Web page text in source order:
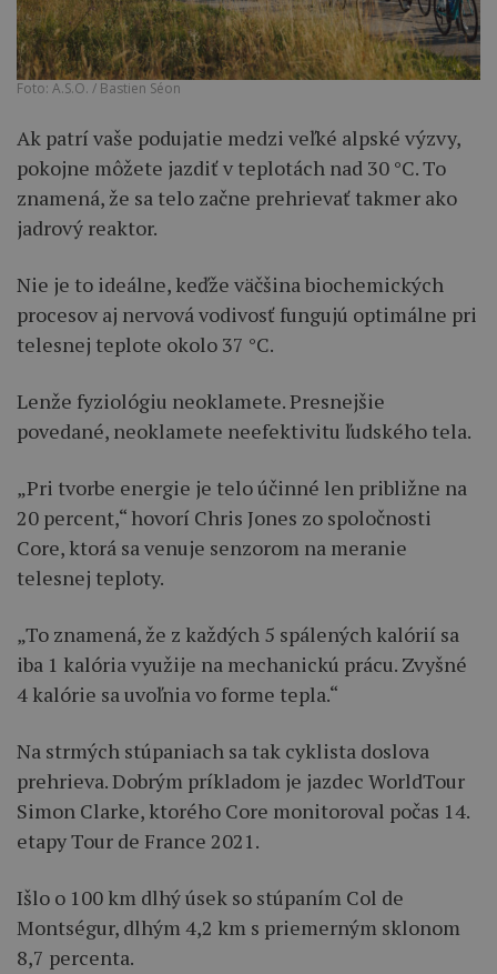
Foto: A.S.O. / Bastien Séon
Ak patrí vaše podujatie medzi veľké alpské výzvy,
pokojne môžete jazdiť v teplotách nad 30 °C. To
znamená, že sa telo začne prehrievať takmer ako
jadrový reaktor.
Nie je to ideálne, keďže väčšina biochemických
procesov aj nervová vodivosť fungujú optimálne pri
telesnej teplote okolo 37 °C.
Lenže fyziológiu neoklamete. Presnejšie
povedané, neoklamete neefektivitu ľudského tela.
„Pri tvorbe energie je telo účinné len približne na
20 percent,“ hovorí Chris Jones zo spoločnosti
Core, ktorá sa venuje senzorom na meranie
telesnej teploty.
„To znamená, že z každých 5 spálených kalórií sa
iba 1 kalória využije na mechanickú prácu. Zvyšné
4 kalórie sa uvoľnia vo forme tepla.“
Na strmých stúpaniach sa tak cyklista doslova
prehrieva. Dobrým príkladom je jazdec WorldTour
Simon Clarke, ktorého Core monitoroval počas 14.
etapy Tour de France 2021.
Išlo o 100 km dlhý úsek so stúpaním Col de
Montségur, dlhým 4,2 km s priemerným sklonom
8,7 percenta.